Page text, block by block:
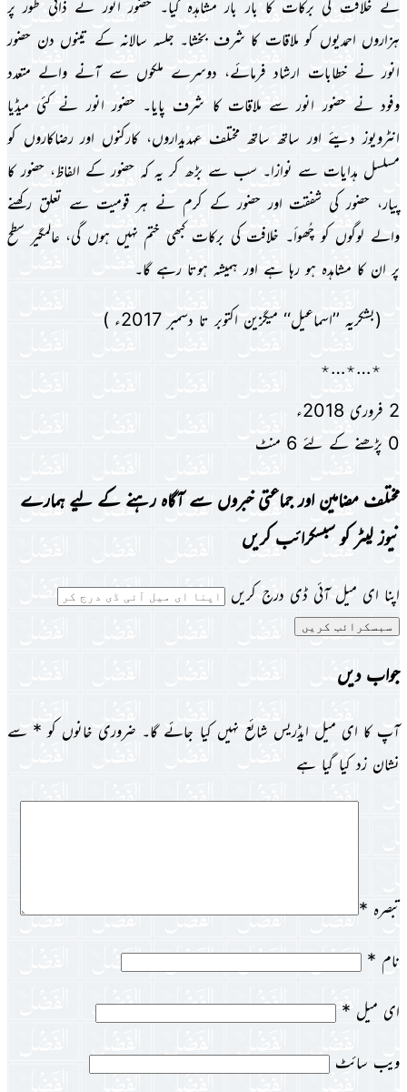
نے خلافت کى برکات کا بار بار مشاہدہ کىا۔ حضور انور نے ذاتى طور پر
ہزاروں احمدىوں کو ملاقات کا شرف بخشا۔ جلسہ سالانہ کے تىنوں دن حضور
انور نے خطابات ارشاد فرمائے، دوسرے ملکوں سے آنے والے متعدد
وفود نے حضور انور سے ملاقات کا شرف پاىا۔ حضور انور نے کئى مىڈىا
انٹروىوز دىئے اور ساتھ ساتھ مختلف عہدىداروں، کارکنوں اور رضاکاروں کو
مسلسل ہداىات سے نوازا۔ سب سے بڑھ کر ىہ کہ حضور کے الفاظ، حضور کا
پىار، حضور کى شفقت اور حضور کے کرم نے ہر قومىت سے تعلق رکھنے
والے لوگوں کو چُھوأ۔ خلافت کى برکات کبھى ختم نہىں ہوں گى، عالمگىر سطح
پر ان کا مشاہدہ ہو رہا ہے اور ہمىشہ ہوتا رہے گا۔
(بشکریہ ’’اسماعیل‘‘ میگزین اکتوبر تا دسمبر 2017ء )
٭…٭…٭
2 فروری 2018ء
0 پڑھنے کے لئے 6 منٹ
مختلف مضامین اور جماعتی خبروں سے آگاہ رہنے کے لیے ہمارے
نیوز لیٹر کو سبسکرائب کریں
اپنا ای میل آئی ڈی درج کریں
جواب دیں
آپ کا ای میل ایڈریس شائع نہیں کیا جائے گا۔ ضروری خانوں کو * سے
نشان زد کیا گیا ہے
تبصرہ *
نام *
ای میل *
ویب‌ سائٹ